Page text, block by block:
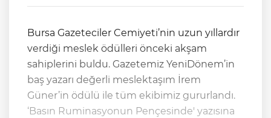
Bursa Gazeteciler Cemiyeti’nin uzun yıllardır
verdiği meslek ödülleri önceki akşam
sahiplerini buldu. Gazetemiz YeniDönem’in
baş yazarı değerli meslektaşım İrem
Güner’in ödülü ile tüm ekibimiz gururlandı.
‘Basın Ruminasyonun Pençesinde' yazısına